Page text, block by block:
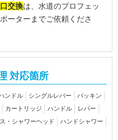
交換は、水道のプロフェッ
ーターまでご依頼くださ
対応箇所
ンドル シングルレバー
パッキン
カートリッジ ハンドル
レバー
・シャワーヘッド
ハンドシャワー